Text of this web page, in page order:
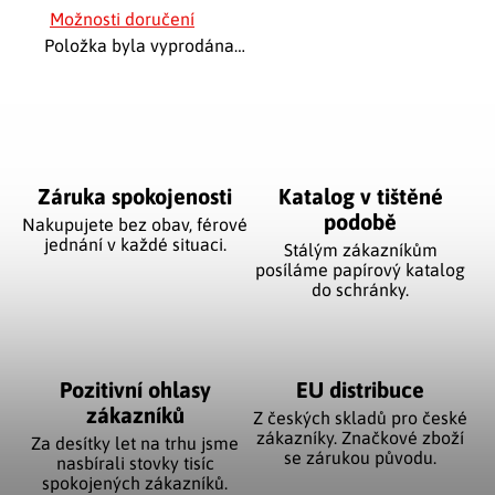
Možnosti doručení
Položka byla vyprodána…
Záruka spokojenosti
Nakupujete bez obav, férové
jednání v každé situaci.
Katalog v tištěné
podobě
Stálým zákazníkům
posíláme papírový katalog
do schránky.
Pozitivní ohlasy
zákazníků
Za desítky let na trhu jsme
nasbírali stovky tisíc
spokojených zákazníků.
EU distribuce
Z českých skladů pro české
zákazníky. Značkové zboží
se zárukou původu.